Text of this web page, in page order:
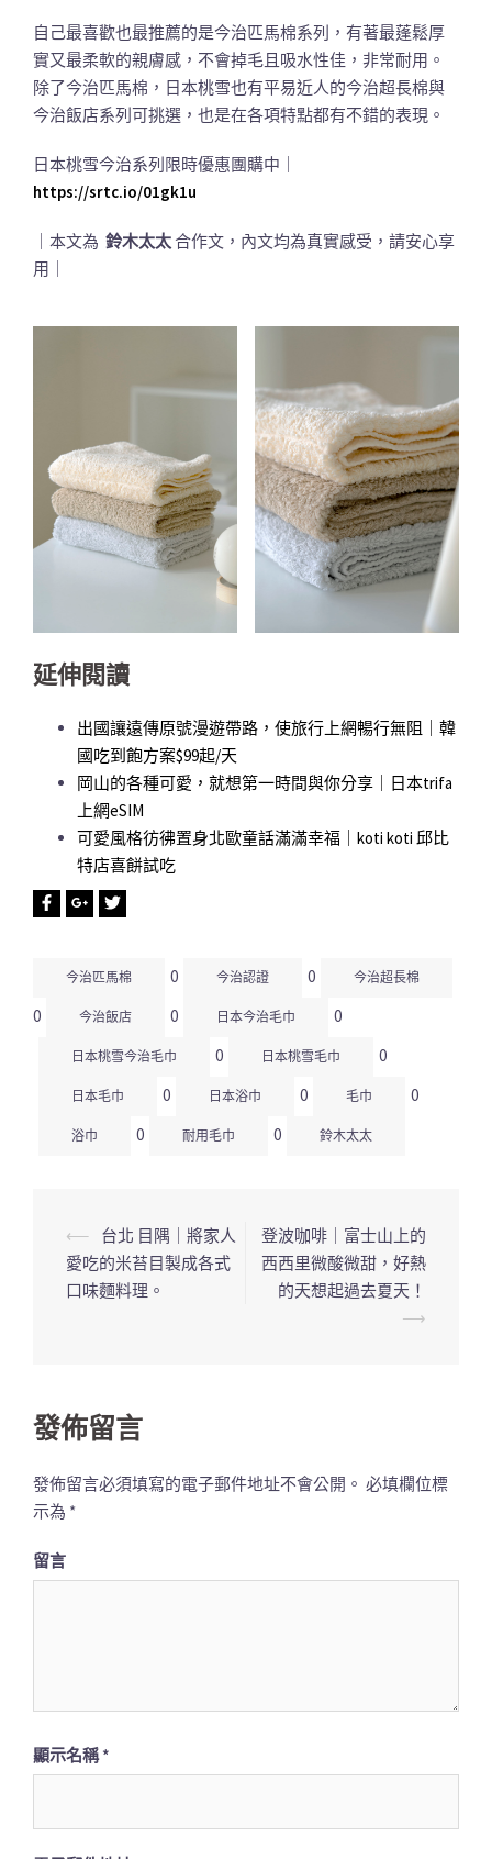
自己最喜歡也最推薦的是今治匹馬棉系列，有著最蓬鬆厚
實又最柔軟的親膚感，不會掉毛且吸水性佳，非常耐用。
除了今治匹馬棉，日本桃雪也有平易近人的今治超長棉與
今治飯店系列可挑選，也是在各項特點都有不錯的表現。
日本桃雪今治系列限時優惠團購中｜
https://srtc.io/01gk1u
｜本文為 鈴木太太 合作文，內文均為真實感受，請安心享
用｜
延伸閱讀
出國讓遠傳原號漫遊帶路，使旅行上網暢行無阻｜韓
國吃到飽方案$99起/天
岡山的各種可愛，就想第一時間與你分享｜日本trifa
上網eSIM
可愛風格彷彿置身北歐童話滿滿幸福｜koti koti 邱比
特店喜餅試吃
今治匹馬棉 0 今治認證 0 今治超長棉
0 今治飯店 0 日本今治毛巾 0
日本桃雪今治毛巾 0 日本桃雪毛巾 0
日本毛巾 0 日本浴巾 0 毛巾 0
浴巾 0 耐用毛巾 0 鈴木太太
文
章
⟵
台北 目隅｜將家人
愛吃的米苔目製成各式
口味麵料理。
登波咖啡｜富士山上的
西西里微酸微甜，好熱
的天想起過去夏天！
⟶
發佈留言
發佈留言必須填寫的電子郵件地址不會公開。 必填欄位標
示為 *
留言
顯示名稱*